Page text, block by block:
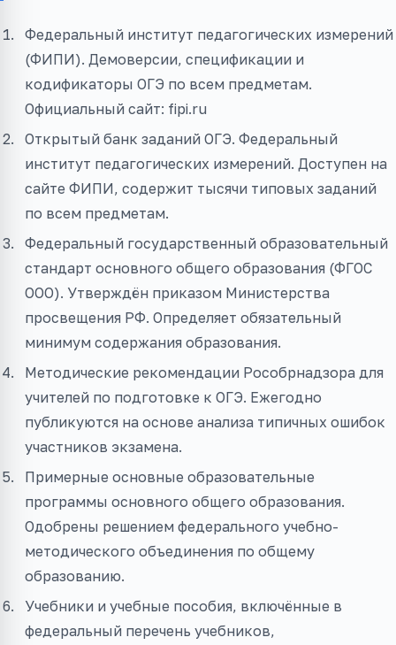
Федеральный институт педагогических измерений
(ФИПИ). Демоверсии, спецификации и
кодификаторы ОГЭ по всем предметам.
Официальный сайт: fipi.ru
Открытый банк заданий ОГЭ. Федеральный
институт педагогических измерений. Доступен на
сайте ФИПИ, содержит тысячи типовых заданий
по всем предметам.
Федеральный государственный образовательный
стандарт основного общего образования (ФГОС
ООО). Утверждён приказом Министерства
просвещения РФ. Определяет обязательный
минимум содержания образования.
Методические рекомендации Рособрнадзора для
учителей по подготовке к ОГЭ. Ежегодно
публикуются на основе анализа типичных ошибок
участников экзамена.
Примерные основные образовательные
программы основного общего образования.
Одобрены решением федерального учебно-
методического объединения по общему
образованию.
Учебники и учебные пособия, включённые в
федеральный перечень учебников,